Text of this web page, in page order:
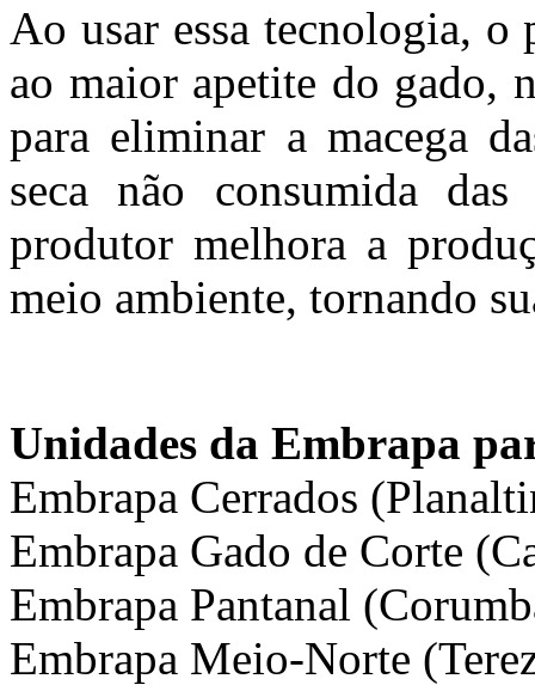
Ao usar essa tecnologia, o
ao maior apetite do gado,
para eliminar a macega
seca não consumida
produtor melhora a
meio ambiente, tornando
Unidades da Embrapa
Embrapa Cerrados
Embrapa Gado de Corte
Embrapa Pantanal
Embrapa Meio-Norte